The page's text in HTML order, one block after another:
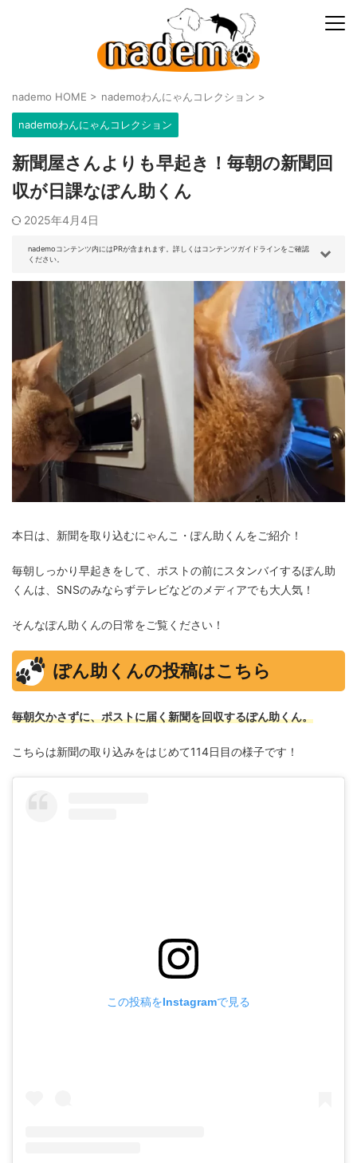
nademo HOME > nademoわんにゃんコレクション >
nademoわんにゃんコレクション
新聞屋さんよりも早起き！毎朝の新聞回
収が日課なぽん助くん
2025年4月4日
nademoコンテンツ内にはPRが含まれます。詳しくはコンテンツガイドラインをご確認
ください。
本日は、新聞を取り込むにゃんこ・ぽん助くんをご紹介！
毎朝しっかり早起きをして、ポストの前にスタンバイするぽん助
くんは、SNSのみならずテレビなどのメディアでも大人気！
そんなぽん助くんの日常をご覧ください！
ぽん助くんの投稿はこちら
毎朝欠かさずに、ポストに届く新聞を回収するぽん助くん。
こちらは新聞の取り込みをはじめて114日目の様子です！
この投稿をInstagramで見る